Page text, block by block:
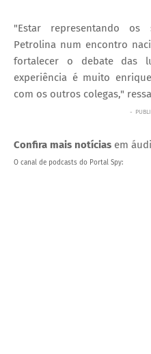
"Estar representando os
Petrolina num encontro
fortalecer o debate das
experiência é muito
com os outros colegas,"
-
Confira mais notícias em
O canal de podcasts do Portal Spy: